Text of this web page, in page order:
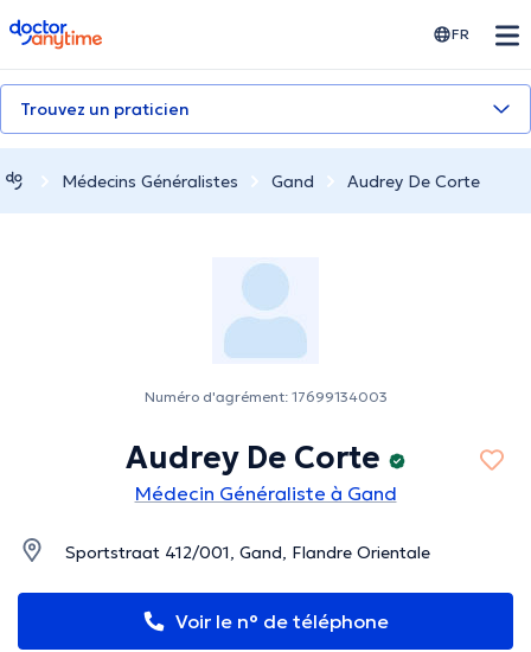
doctoranytime FR
Trouvez un praticien
Médecins Généralistes Gand Audrey De Corte
Numéro d'agrément: 17699134003
Audrey De Corte
Médecin Généraliste à Gand
Sportstraat 412/001, Gand, Flandre Orientale
Voir le n° de téléphone